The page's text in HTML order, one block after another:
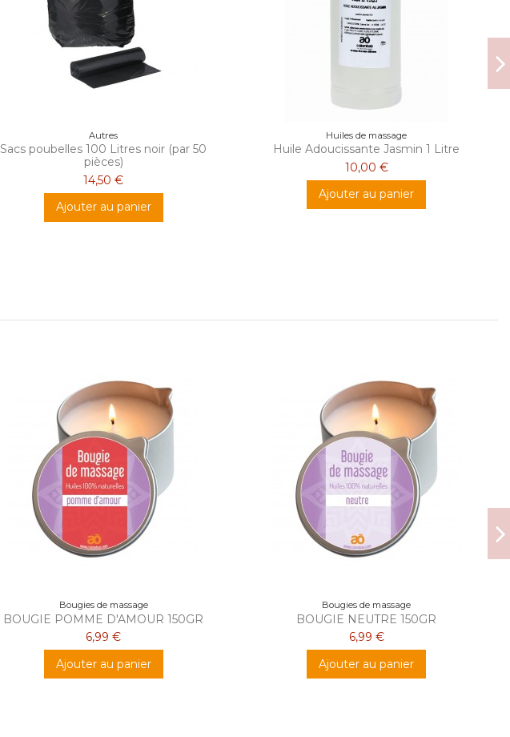
Autres
Sacs poubelles 100 Litres noir (par 50
pièces)
14,50 €
Ajouter au panier
Huiles de massage
Huile Adoucissante Jasmin 1 Litre
10,00 €
Ajouter au panier
Bougies de massage
BOUGIE POMME D'AMOUR 150GR
6,99 €
Ajouter au panier
Bougies de massage
BOUGIE NEUTRE 150GR
6,99 €
Ajouter au panier